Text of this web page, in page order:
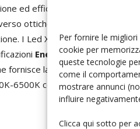
Per fornire le
cookie per
queste tecnologie
come il
mostrare annunci
influire
Clicca qui sotto per
ed efficienza, i Led XHP50.2
ottiche secondarie,
I Led XHP50.2 hanno già a
Energy Stare
fornisce la migliore consistenza
6500K con alte opzioni di Cri.